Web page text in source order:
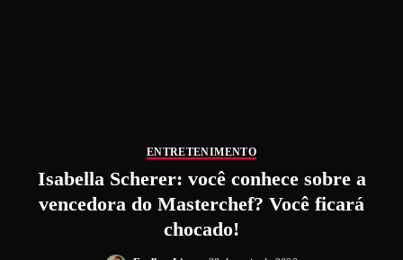
ENTRETENIMENTO
Isabella Scherer: você conhece sobre a
vencedora do Masterchef? Você ficará
chocado!